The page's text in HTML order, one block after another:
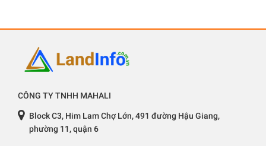
CÔNG TY TNHH MAHALI
Block C3, Him Lam Chợ Lớn, 491 đường Hậu Giang,
phường 11, quận 6